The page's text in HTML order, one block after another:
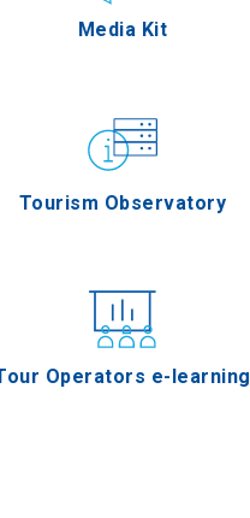
Media Kit
Tourism Observatory
Operators e-learning